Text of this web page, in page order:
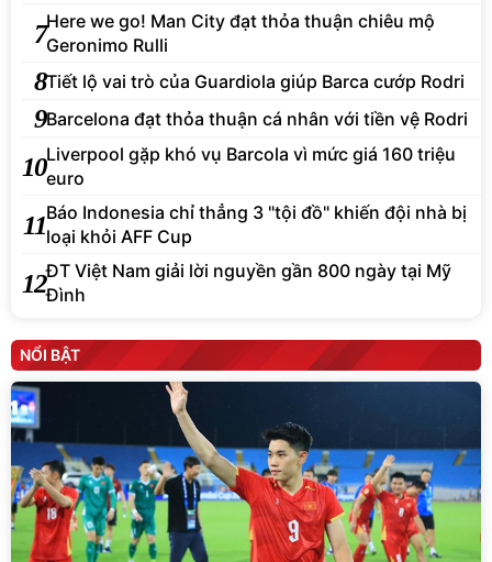
7Here we go! Man City đạt thỏa thuận chiêu mộ
Geronimo Rulli
8Tiết lộ vai trò của Guardiola giúp Barca cướp Rodri
9Barcelona đạt thỏa thuận cá nhân với tiền vệ Rodri
10Liverpool gặp khó vụ Barcola vì mức giá 160 triệu
euro
11Báo Indonesia chỉ thẳng 3 "tội đồ" khiến đội nhà bị
loại khỏi AFF Cup
12ĐT Việt Nam giải lời nguyền gần 800 ngày tại Mỹ
Đình
NỔI BẬT